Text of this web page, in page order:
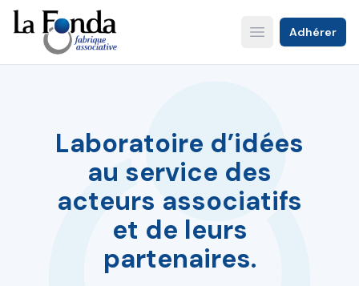
Aller
au
contenu
principal
Open main menu
Adhérer
Laboratoire d’idées
au service des
acteurs associatifs
et de leurs
partenaires.